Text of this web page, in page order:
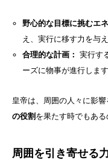
野心的な目標に挑むエ
え、実行に移す力を与え
合理的な計画： 実行す
ーズに物事が進行します
皇帝は、周囲の人々に影
の役割 を果たす時でもある
周囲を引き寄せる力